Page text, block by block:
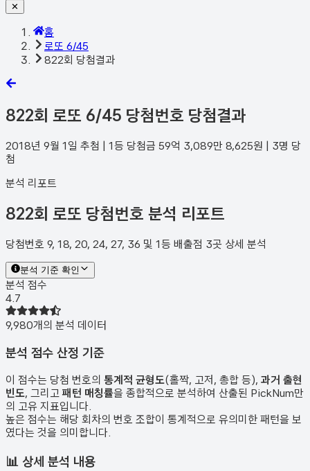
✕
홈
로또 6/45
822회 당첨결과
822회 로또 6/45 당첨번호 당첨결과
2018년 9월 1일 추첨 | 1등 당첨금 59억 3,089만 8,625원 | 3명 당
첨
분석 리포트
822회 로또 당첨번호 분석 리포트
당첨번호 9, 18, 20, 24, 27, 36 및 1등 배출점 3곳 상세 분석
분석 기준 확인
분석 점수
4.7
9,980개의 분석 데이터
분석 점수 산정 기준
이 점수는 당첨 번호의 통계적 균형도(홀짝, 고저, 총합 등), 과거 출현
빈도, 그리고 패턴 매칭률을 종합적으로 분석하여 산출된 PickNum만
의 고유 지표입니다.
높은 점수는 해당 회차의 번호 조합이 통계적으로 유의미한 패턴을 보
였다는 것을 의미합니다.
📊 상세 분석 내용